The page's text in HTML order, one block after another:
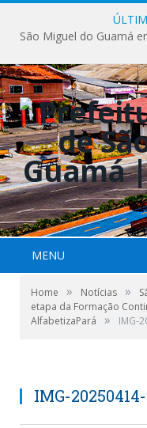
MENU
Home » Notícias »
etapa da Formação
AlfabetizaPará
» IMG-
IMG-